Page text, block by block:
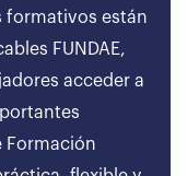
formativos están
FUNDAE,
acceder a
Formación